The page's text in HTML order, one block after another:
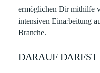
ermöglichen Dir mithilfe
intensiven Einarbeitung
Branche.
DARAUF